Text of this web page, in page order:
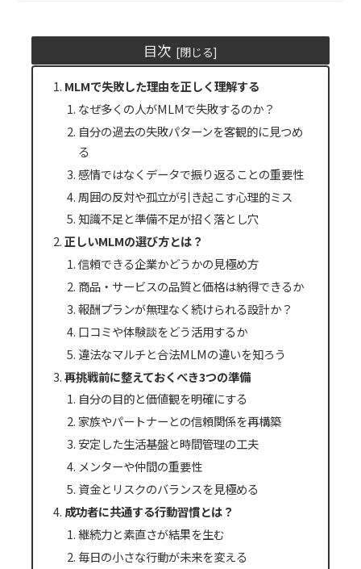
目次
MLMで失敗した理由を正しく理解する
なぜ多くの人がMLMで失敗するのか？
自分の過去の失敗パターンを客観的に見つめ
る
感情ではなくデータで振り返ることの重要性
周囲の反対や孤立が引き起こす心理的ミス
知識不足と準備不足が招く落とし穴
正しいMLMの選び方とは？
信頼できる企業かどうかの見極め方
商品・サービスの品質と価格は納得できるか
報酬プランが無理なく続けられる設計か？
口コミや体験談をどう活用するか
違法なマルチと合法MLMの違いを知ろう
再挑戦前に整えておくべき3つの準備
自分の目的と価値観を明確にする
家族やパートナーとの信頼関係を再構築
安定した生活基盤と時間管理の工夫
メンターや仲間の重要性
資金とリスクのバランスを見極める
成功者に共通する行動習慣とは？
継続力と素直さが結果を生む
毎日の小さな行動が未来を変える